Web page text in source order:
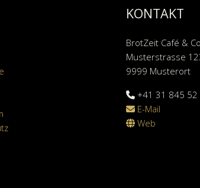
KONTAKT
BrotZeit Café &
Musterstrasse
9999 Musterort
+41 31 845 52
E-Mail
Web